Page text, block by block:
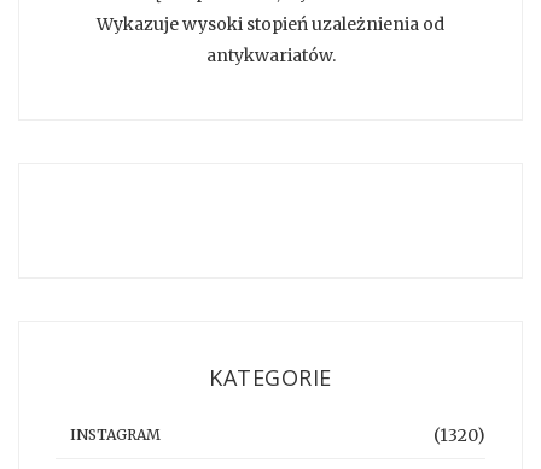
Wykazuje wysoki stopień uzależnienia od
antykwariatów.
KATEGORIE
INSTAGRAM (1320)